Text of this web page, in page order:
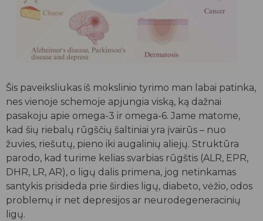
Šis paveiksliukas iš mokslinio tyrimo man labai patinka,
nes vienoje schemoje apjungia viską, ką dažnai
pasakoju apie omega-3 ir omega-6. Jame matome,
kad šių riebalų rūgščių šaltiniai yra įvairūs – nuo
žuvies, riešutų, pieno iki augalinių aliejų. Struktūra
parodo, kad turime kelias svarbias rūgštis (ALR, EPR,
DHR, LR, AR), o ligų dalis primena, jog netinkamas
santykis prisideda prie širdies ligų, diabeto, vėžio, odos
problemų ir net depresijos ar neurodegeneracinių
ligų.